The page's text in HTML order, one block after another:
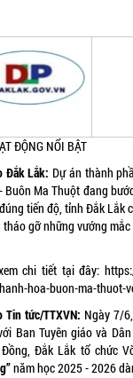
ĐỘNG NỔI BẬT
Đắk Lắk: Dự án thành
Buôn Ma Thuột đang
tiến độ, tỉnh Đắk Lắk
tháo gỡ những vướng
chi tiết tại đây:
hoa-buon-ma-thuot-
Tin tức/TTXVN: Ngày 7/
Ban Tuyên giáo và
Đắk Lắk tổ chức
năm học 2025 - 2026